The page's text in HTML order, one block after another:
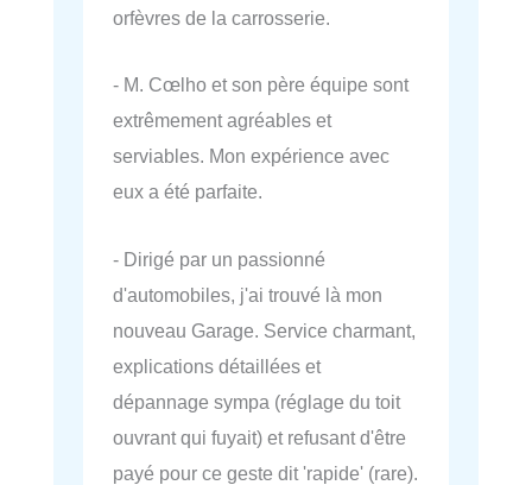
orfèvres de la carrosserie.
- M. Cœlho et son père équipe sont
extrêmement agréables et
serviables. Mon expérience avec
eux a été parfaite.
- Dirigé par un passionné
d'automobiles, j'ai trouvé là mon
nouveau Garage. Service charmant,
explications détaillées et
dépannage sympa (réglage du toit
ouvrant qui fuyait) et refusant d'être
payé pour ce geste dit 'rapide' (rare).